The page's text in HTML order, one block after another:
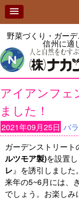
野菜づくり・ガー
信州に適
アイアンフェ
ました！
2021年09月25日 バ
ガーデンストリート
ルツモア製)を設置
レ』を誘引しました。
来年の5~6月には、
でしょう。お楽しみ